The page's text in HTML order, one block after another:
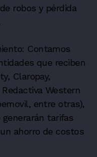
robos y pérdida
Contamos
que reciben
Claropay,
Western
entre otras),
tarifas
ahorro de costos